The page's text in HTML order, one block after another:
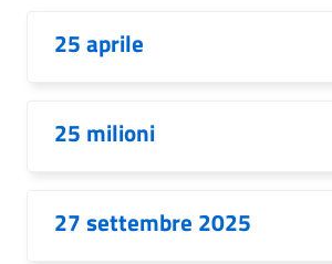
25 aprile
25 milioni
27 settembre 2025